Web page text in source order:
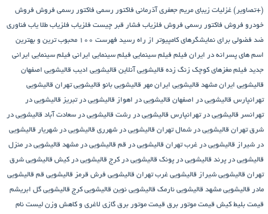
(+تصاویر) غزلیات زیبای مریم جعفری آذرمانی فاکتور رسمی فاکتور رسمی فروش فروش
خودرو فروش فاکتور رسمی فروش فلزیاب فشار قبر چیست فلزیاب فلزیاب طلا یاب فناوری
ضد فضولی برای نمایشگرهای کامپیوتر از راه رسید
فهرست ۱۰۰ محبوب ترین و بهترین
اسم های پسرانه در ایران فیلم فیلم سینمایی فیلم سینمایی ایرانی فیلم سینمایی ایرانی
جدید فیلم مغزهای کوچک زنگ زده قالیشویی آنلاین قالیشویی ادیب قالیشویی اصفهان
قالیشویی ایران مشهد قالیشویی ایران مهر قالیشویی بانو قالیشویی تهران قالیشویی
تهرانپارس قالیشویی در اصفهان قالیشویی در اهواز قالیشویی در تبریز قالیشویی در
تهرانسر قالیشویی در تهرانپارس قالیشویی در رشت قالیشویی در سعادت آباد قالیشویی در
شرق تهران قالیشویی در شمال تهران قالیشویی در شهرری قالیشویی در شهریار قالیشویی
در شیراز قالیشویی در غرب تهران قالیشویی در قم قالیشویی در مشهد قالیشویی در منزل
قالیشویی در پرند قالیشویی در پونک قالیشویی در کرج قالیشویی در کیش قالیشویی شرق
تهران قالیشویی شیراز قالیشویی غرب تهران قالیشویی فرش قرمز قالیشویی قم قالیشویی
مادر قالیشویی مشهد قالیشویی نارمک قالیشویی نوین قالیشویی کرج قالیشویی گل ابریشم
قیمت بلیط کیش قیمت موتور برق قیمت موتور برق گازی لاغری و کاهش وزن لیست نام